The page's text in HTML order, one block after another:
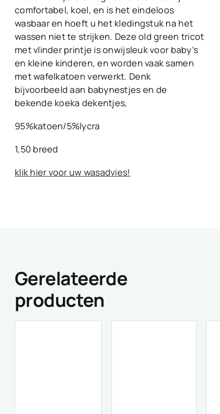
comfortabel, koel, en is het eindeloos
wasbaar en hoeft u het kledingstuk na het
wassen niet te strijken. Deze old green tricot
met vlinder printje is onwijsleuk voor baby’s
en kleine kinderen, en worden vaak samen
met wafelkatoen verwerkt. Denk
bijvoorbeeld aan babynestjes en de
bekende koeka dekentjes,
95%katoen/5%lycra
1,50 breed
klik hier voor uw wasadvies!
Gerelateerde
producten